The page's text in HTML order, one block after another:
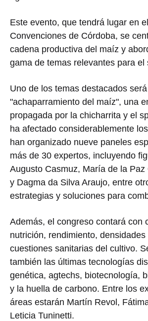
Este evento, que tendrá lugar en
Convenciones de Córdoba, se
cadena productiva del maíz y
gama de temas relevantes para el
Uno de los temas destacados
"achaparramiento del maíz", una
propagada por la chicharrita y el
ha afectado considerablemente
han organizado nueve paneles
más de 30 expertos, incluyendo
Augusto Casmuz, María de la Paz
y Dagma da Silva Araujo, entre
estrategias y soluciones para
Además, el congreso contará con
nutrición, rendimiento,
cuestiones sanitarias del cultivo.
también las últimas tecnologías
genética, agtechs, biotecnología,
y la huella de carbono. Entre los
áreas estarán Martín Revol,
Leticia Tuninetti.